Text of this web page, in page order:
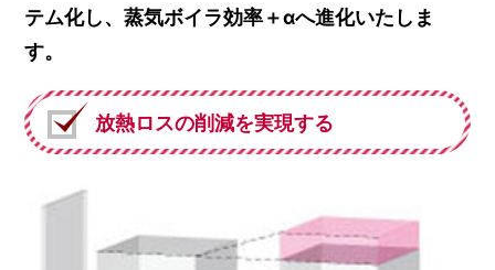
テム化し、蒸気ボイラ効率＋αへ進化いたしま
す。
放熱ロスの削減を実現する